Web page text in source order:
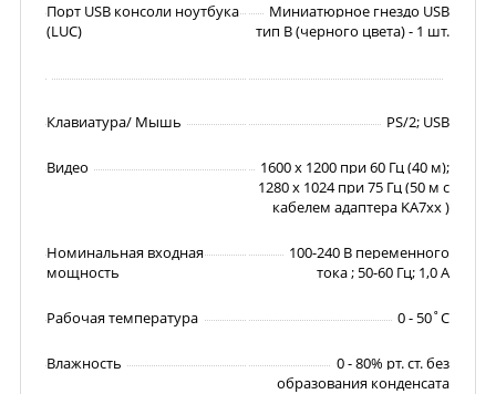
Порт USB консоли ноутбука
(LUC)
Миниатюрное гнездо USB
тип В (черного цвета) - 1 шт.
Клавиатура/ Мышь PS/2; USB
Видео
1600 x 1200 при 60 Гц (40 м);
1280 x 1024 при 75 Гц (50 м с
кабелем адаптера KA7xx )
Номинальная входная
мощность
100-240 В переменного
тока ; 50-60 Гц; 1,0 A
Рабочая температура 0 - 50˚C
Влажность
0 - 80% рт. ст. без
образования конденсата